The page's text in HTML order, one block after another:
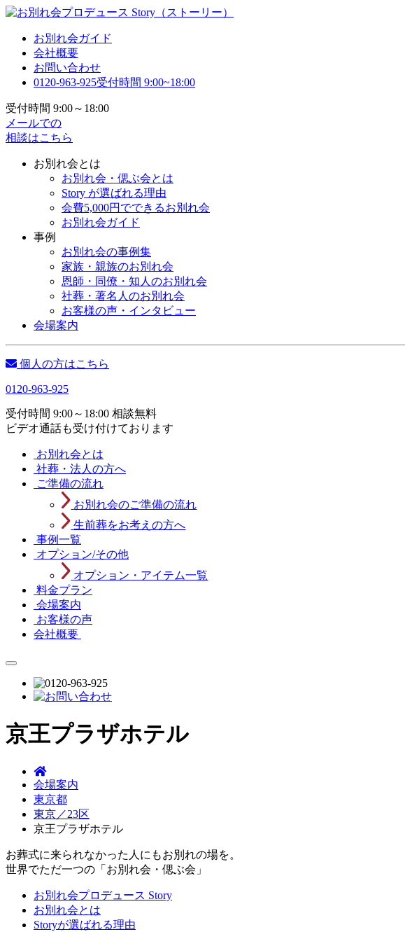
お別れ会ガイド
会社概要
お問い合わせ
0120-963-925受付時間 9:00~18:00
受付時間 9:00～18:00
メールでの
相談はこちら
お別れ会とは
お別れ会・偲ぶ会とは
Story が選ばれる理由
会費5,000円でできるお別れ会
お別れ会ガイド
事例
お別れ会の事例集
家族・親族のお別れ会
恩師・同僚・知人のお別れ会
社葬・著名人のお別れ会
お客様の声・インタビュー
会場案内
個人の方はこちら
0120-963-925
受付時間 9:00～18:00 相談無料
ビデオ通話も受け付けております
お別れ会とは
社葬・法人の方へ
ご準備の流れ
お別れ会のご準備の流れ
生前葬をお考えの方へ
事例一覧
オプション/その他
オプション・アイテム一覧
料金プラン
会場案内
お客様の声
会社概要
京王プラザホテル
会場案内
東京都
東京／23区
京王プラザホテル
お葬式に来られなかった人にもお別れの場を。
世界でただ一つの「お別れ会・偲ぶ会」
お別れ会プロデュース Story
お別れ会とは
Storyが選ばれる理由